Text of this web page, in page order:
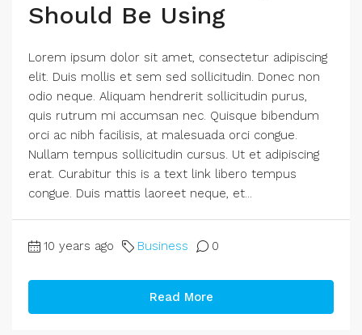
Should Be Using
Lorem ipsum dolor sit amet, consectetur adipiscing
elit. Duis mollis et sem sed sollicitudin. Donec non
odio neque. Aliquam hendrerit sollicitudin purus,
quis rutrum mi accumsan nec. Quisque bibendum
orci ac nibh facilisis, at malesuada orci congue.
Nullam tempus sollicitudin cursus. Ut et adipiscing
erat. Curabitur this is a text link libero tempus
congue. Duis mattis laoreet neque, et...
10 years ago Business 0
Read More